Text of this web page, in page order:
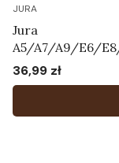
JURA
Jura
A5/A7/A9/E6/
napowietrzacz
Cena
36,99 zł